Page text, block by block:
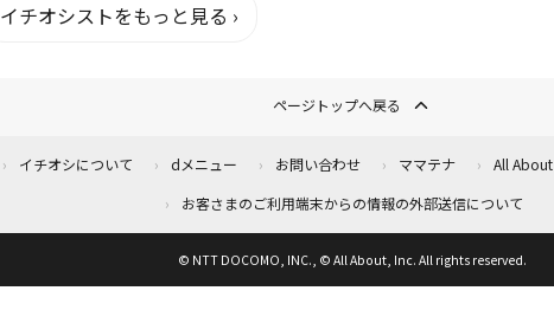
イチオシストをもっと見る ›
ページトップへ戻る
イチオシについて dメニュー お問い合わせ ママテナ All About
お客さまのご利用端末からの情報の外部送信について
© NTT DOCOMO, INC., © All About, Inc. All rights reserved.